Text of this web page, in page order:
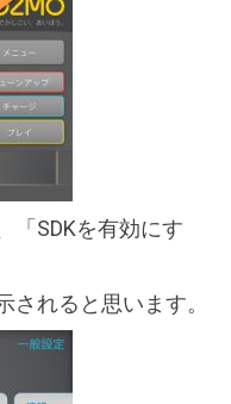
「SDKを有効にす
れると思います。